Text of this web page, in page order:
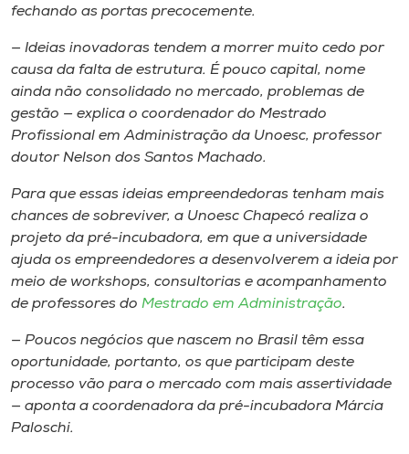
fechando as portas precocemente.
— Ideias inovadoras tendem a morrer muito cedo por
causa da falta de estrutura. É pouco capital, nome
ainda não consolidado no mercado, problemas de
gestão — explica o coordenador do Mestrado
Profissional em Administração da Unoesc, professor
doutor Nelson dos Santos Machado.
Para que essas ideias empreendedoras tenham mais
chances de sobreviver, a Unoesc Chapecó realiza o
projeto da pré-incubadora, em que a universidade
ajuda os empreendedores a desenvolverem a ideia por
meio de workshops, consultorias e acompanhamento
de professores do Mestrado em Administração.
— Poucos negócios que nascem no Brasil têm essa
oportunidade, portanto, os que participam deste
processo vão para o mercado com mais assertividade
— aponta a coordenadora da pré-incubadora Márcia
Paloschi.